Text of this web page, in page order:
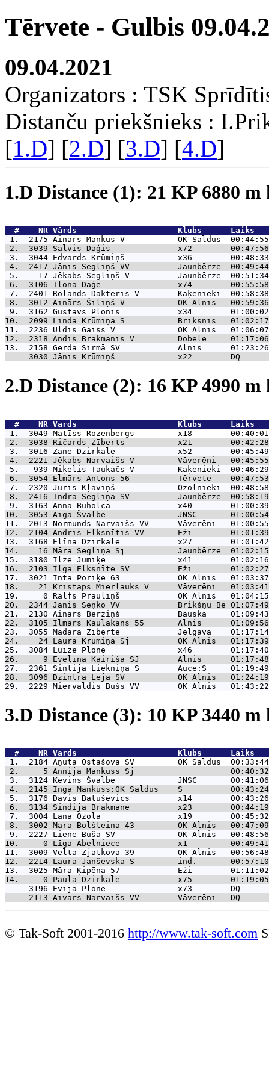
Tērvete - Gulbis
09.04.2021
Organizators : TSK
Distanču priekšnieks :
[1.D] [2.D] [3.D] [4.D]
1.D Distance (1): 21 KP 6880
  #    NR
Vārds                     Klubs
1.  2175 Ainars Mankus V           OK Saldus  00:44:55
2.  3039 Salvis Daģis              x72        00:47:56
3.  3044 Edvards Krūmiņš           x36        00:48:33
4.  2417 Jānis Segliņš VV          Jaunbērze  00:49:44
5.    17 Jēkabs Segliņš V          Jaunbērze  00:51:34
6.  3106 Ilona Daģe                x74        00:55:58
7.  2401 Rolands Dakteris V        Kaķenieki  00:58:38
8.  3012 Ainārs Šiliņš V           OK Alnis   00:59:36
9.  3162 Gustavs Plonis            x34        01:00:02
10.  2099 Linda Krūmiņa S           Briksnis   01:02:17
11.  2236 Uldis Gaiss V             OK Alnis   01:06:07
12.  2318 Andis Brakmanis V         Dobele     01:17:06
13.  2158 Gerda Sirmā SV            Alnis      01:23:26
     3030
Jānis Krūmiņš             x22        DQ
2.D Distance (2): 16 KP 4990
  #    NR
Vārds                     Klubs
1.  3049 Matīss Rozenbergs         x18        00:40:01
2.  3038 Ričards Zīberts           x21        00:42:28
3.  3016 Zane Dzirkale             x52        00:45:49
4.  2221 Jēkabs Narvaišs V         Vāverēni   00:45:55
5.   939 Miķelis Taukačs V         Kaķenieki  00:46:29
6.  3054 Elmārs Antons 56          Tērvete    00:47:53
7.  2320 Juris Kļaviņš             Ozolnieki  00:48:58
8.  2416 Indra Segliņa SV          Jaunbērze  00:58:19
9.  3163 Anna Buholca              x40        01:00:39
10.  3053 Aiga Švalbe               JNSC       01:00:54
11.  2013 Normunds Narvaišs VV      Vāverēni
12.  2104 Andris Elksnītis VV       Eži        01:01:39
13.  3168 Elīna Dzirkale            x27        01:01:42
14.    16 Māra Segliņa Sj           Jaunbērze  01:02:15
15.  3180 Ilze Jumiķe               x41        01:02:16
16.  2103 Ilga Elksnīte SV          Eži        01:02:27
17.  3021 Inta Poriķe 63            OK Alnis   01:03:37
18.    21 Kristaps Mierlauks V      Vāverēni   01:03:41
19.     0 Ralfs Prauliņš            OK Alnis   01:04:15
20.  2344 Jānis Seņko VV            Brikšņu Be 01:07:49
21.  2130 Ainārs Bērziņš            Bauska     01:09:43
22.  3105 Ilmārs Kaulakans 55       Alnis      01:09:56
23.  3055 Madara Zīberte            Jelgava    01:17:14
24.    24 Laura Krūmiņa Sj          OK Alnis   01:17:39
25.  3084 Luīze Plone               x46        01:17:40
26.     9 Evelīna Kairiša SJ        Alnis      01:17:48
27.  2361 Sintija Liekniņa S        Auce:S     01:19:49
28.  3096 Dzintra Leja SV           OK Alnis   01:24:19
29.  2229 Miervaldis Bušs VV        OK Alnis   01:43:22
3.D Distance (3): 10 KP 3440
  #    NR
Vārds                     Klubs
1.  2184 Aņuta Ostašova SV         OK Saldus  00:33:44
2.     5 Annija Mankuss Sj                    00:40:32
3.  3124 Kevins Švalbe             JNSC       00:41:06
4.  2145 Inga Mankuss:OK Saldus    S          00:43:24
5.  3176 Dāvis Batuševics          x14        00:43:26
6.  3134 Sindija Brakmane          x23        00:44:19
7.  3004 Lana Ozola                x19        00:45:32
8.  3002 Māra Bolšteina 43         OK Alnis   00:47:09
9.  2227 Liene Buša SV             OK Alnis   00:48:56
10.     0 Līga Ābelniece            x1         00:49:41
11.  3009 Velta Zjatkova 39         OK Alnis   00:56:48
12.  2214 Laura Janševska S         ind.       00:57:10
13.  3025 Māra Ķipēna 57            Eži        01:11:02
14.     0 Paula Dzirkale            x75        01:19:05
     3196
Evija Plone               x73        DQ
     2113
Aivars Narvaišs VV        Vāverēni   DQ
© Tak-Soft 2001-2016 http://www.tak-soft.com